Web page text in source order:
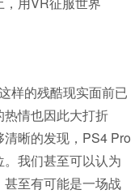
样的残酷现实面前已
情也因此大打折
晰的发现，PS4 Pro
我们甚至可以认为
至有可能是一场战